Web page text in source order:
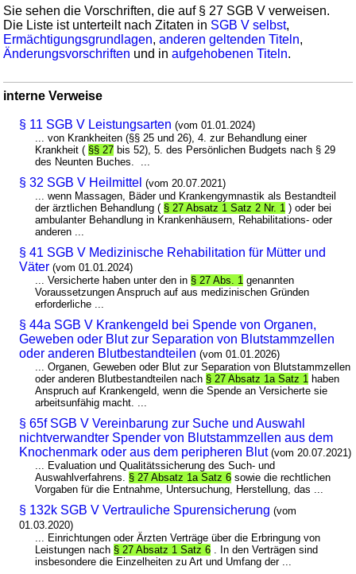
Sie sehen die Vorschriften, die auf § 27 SGB V verweisen.
Die Liste ist unterteilt nach Zitaten in SGB V selbst,
Ermächtigungsgrundlagen,anderen geltenden Titeln,
Änderungsvorschriften und inaufgehobenen Titeln.
interne Verweise
§ 11 SGB V Leistungsarten (vom 01.01.2024)
... von Krankheiten (§§ 25 und 26), 4. zur Behandlung einer
Krankheit ( §§ 27 bis 52), 5. des Persönlichen Budgets nach § 29
des Neunten Buches. ...
§ 32 SGB V Heilmittel (vom 20.07.2021)
... wenn Massagen, Bäder und Krankengymnastik als Bestandteil
der ärztlichen Behandlung ( § 27 Absatz 1 Satz 2 Nr. 1 ) oder bei
ambulanter Behandlung in Krankenhäusern, Rehabilitations- oder
anderen ...
§ 41 SGB V Medizinische Rehabilitation für Mütter und
Väter (vom 01.01.2024)
... Versicherte haben unter den in § 27 Abs. 1 genannten
Voraussetzungen Anspruch auf aus medizinischen Gründen
erforderliche ...
§ 44a SGB V Krankengeld bei Spende von Organen,
Geweben oder Blut zur Separation von Blutstammzellen
oder anderen Blutbestandteilen (vom 01.01.2026)
... Organen, Geweben oder Blut zur Separation von Blutstammzellen
oder anderen Blutbestandteilen nach § 27 Absatz 1a Satz 1 haben
Anspruch auf Krankengeld, wenn die Spende an Versicherte sie
arbeitsunfähig macht. ...
§ 65f SGB V Vereinbarung zur Suche und Auswahl
nichtverwandter Spender von Blutstammzellen aus dem
Knochenmark oder aus dem peripheren Blut (vom 20.07.2021)
... Evaluation und Qualitätssicherung des Such- und
Auswahlverfahrens. § 27 Absatz 1a Satz 6 sowie die rechtlichen
Vorgaben für die Entnahme, Untersuchung, Herstellung, das ...
§ 132k SGB V Vertrauliche Spurensicherung (vom
01.03.2020)
... Einrichtungen oder Ärzten Verträge über die Erbringung von
Leistungen nach § 27 Absatz 1 Satz 6 . In den Verträgen sind
insbesondere die Einzelheiten zu Art und Umfang der ...